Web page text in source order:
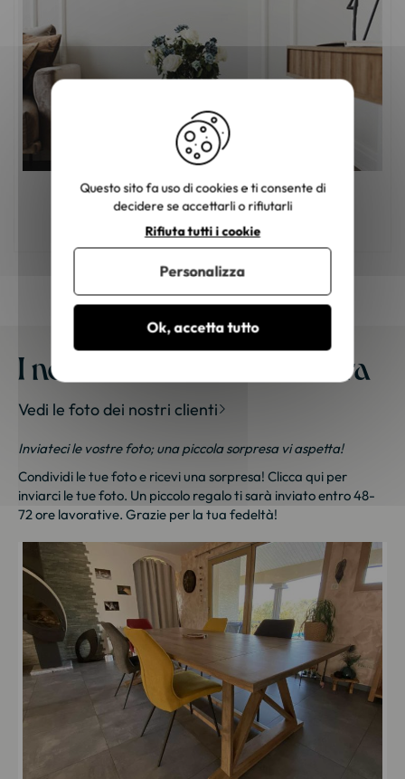
Mobili in legno: come scegliere il colore
I nostri mobili a casa vostra
Vedi le foto dei nostri clienti
Inviateci le vostre foto; una piccola sorpresa vi aspetta!
Condividi le tue foto e ricevi una sorpresa! Clicca qui per
inviarci le tue foto. Un piccolo regalo ti sarà inviato entro 48-
72 ore lavorative. Grazie per la tua fedeltà!
Questo sito fa uso di cookies e ti consente di
decidere se accettarli o rifiutarli
Ok, accetta tutto
Rifiuta tutti i cookie
Personalizza